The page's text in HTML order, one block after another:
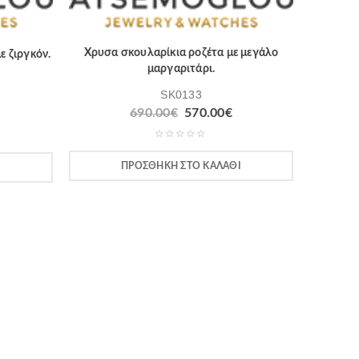
ζιργκόν.
Χρυσα σκουλαρίκια ροζέτα με μεγάλο
μαργαριτάρι.
SK0133
690.00€ 570.00€
ΠΡΟΣΘΉΚΗ ΣΤΟ ΚΑΛΆΘΙ